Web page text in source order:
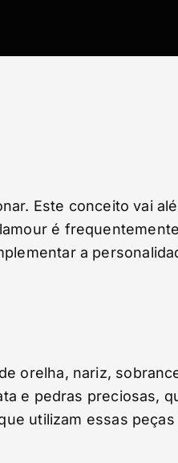
Este conceito vai
é frequentemente
a
orelha, nariz,
e pedras preciosas,
utilizam essas peças